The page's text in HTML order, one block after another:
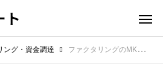
ト
ング・資金調達 ファクタリングのMKトラスト・マネジメントの評判は？口コミで実態を解説